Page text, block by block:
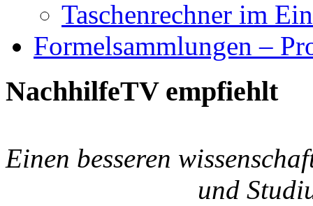
Taschenrechner im
Formelsammlungen –
NachhilfeTV empfiehlt
Einen besseren
und